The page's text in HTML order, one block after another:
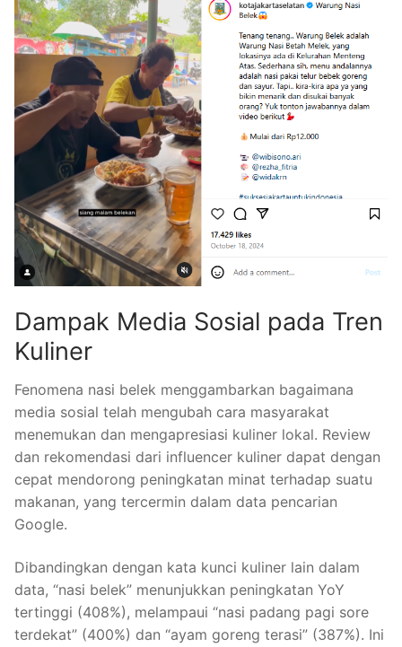
Dampak Media Sosial pada Tren
Kuliner
Fenomena nasi belek menggambarkan bagaimana
media sosial telah mengubah cara masyarakat
menemukan dan mengapresiasi kuliner lokal. Review
dan rekomendasi dari influencer kuliner dapat dengan
cepat mendorong peningkatan minat terhadap suatu
makanan, yang tercermin dalam data pencarian
Google.
Dibandingkan dengan kata kunci kuliner lain dalam
data, “nasi belek” menunjukkan peningkatan YoY
tertinggi (408%), melampaui “nasi padang pagi sore
terdekat” (400%) dan “ayam goreng terasi” (387%). Ini